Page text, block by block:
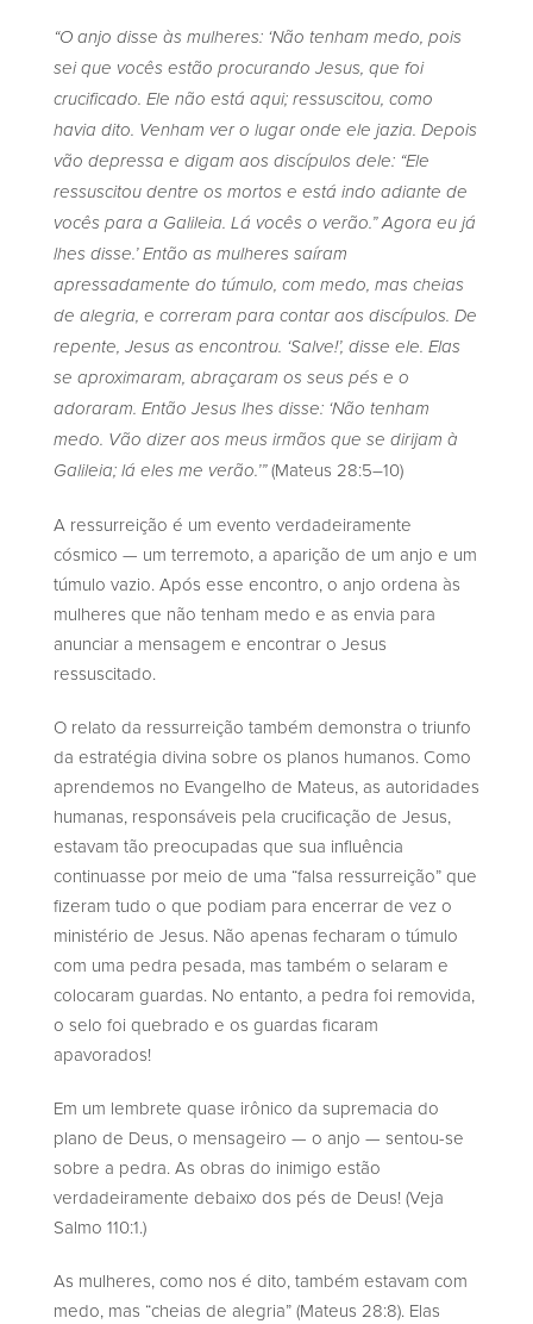
“O anjo disse às mulheres: ‘Não tenham medo, pois
sei que vocês estão procurando Jesus, que foi
crucificado. Ele não está aqui; ressuscitou, como
havia dito. Venham ver o lugar onde ele jazia. Depois
vão depressa e digam aos discípulos dele: “Ele
ressuscitou dentre os mortos e está indo adiante de
vocês para a Galileia. Lá vocês o verão.” Agora eu já
lhes disse.’ Então as mulheres saíram
apressadamente do túmulo, com medo, mas cheias
de alegria, e correram para contar aos discípulos. De
repente, Jesus as encontrou. ‘Salve!’, disse ele. Elas
se aproximaram, abraçaram os seus pés e o
adoraram. Então Jesus lhes disse: ‘Não tenham
medo. Vão dizer aos meus irmãos que se dirijam à
Galileia; lá eles me verão.’”(Mateus 28:5–10)
A ressurreição é um evento verdadeiramente
cósmico — um terremoto, a aparição de um anjo e um
túmulo vazio. Após esse encontro, o anjo ordena às
mulheres que não tenham medo e as envia para
anunciar a mensagem e encontrar o Jesus
ressuscitado.
O relato da ressurreição também demonstra o triunfo
da estratégia divina sobre os planos humanos. Como
aprendemos no Evangelho de Mateus, as autoridades
humanas, responsáveis pela crucificação de Jesus,
estavam tão preocupadas que sua influência
continuasse por meio de uma “falsa ressurreição” que
fizeram tudo o que podiam para encerrar de vez o
ministério de Jesus. Não apenas fecharam o túmulo
com uma pedra pesada, mas também o selaram e
colocaram guardas. No entanto, a pedra foi removida,
o selo foi quebrado e os guardas ficaram
apavorados!
Em um lembrete quase irônico da supremacia do
plano de Deus, o mensageiro — o anjo — sentou-se
sobre a pedra. As obras do inimigo estão
verdadeiramente debaixo dos pés de Deus! (Veja
Salmo 110:1.)
As mulheres, como nos é dito, também estavam com
medo, mas “cheias de alegria” (Mateus 28:8). Elas